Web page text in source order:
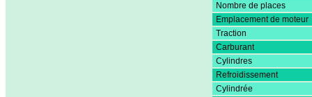
Nombre de places
Emplacement de moteur
Traction
Carburant
Cylindres
Refroidissement
Cylindrée